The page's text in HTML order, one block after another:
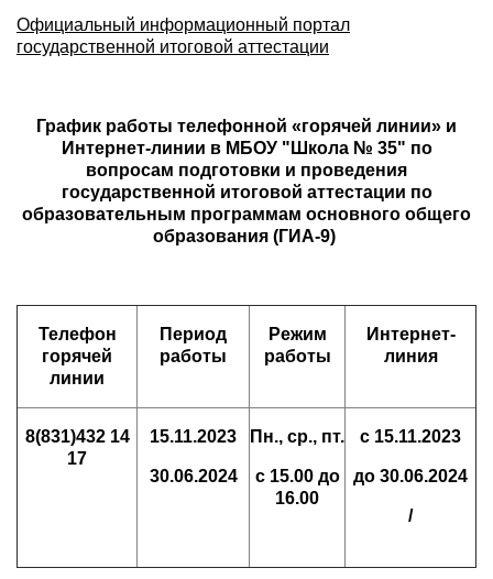
Официальный информационный портал
государственной итоговой аттестации
График работы телефонной «горячей линии» и
Интернет-линии в МБОУ "Школа № 35" по
вопросам подготовки и проведения
государственной итоговой аттестации по
образовательным программам основного общего
образования (ГИА-9)
Телефон
горячей
линии
Период
работы
Режим
работы
Интернет-
линия
8(831)432 14
17
15.11.2023
30.06.2024
Пн., ср., пт.
с 15.00 до
16.00
с 15.11.2023
до 30.06.2024
/